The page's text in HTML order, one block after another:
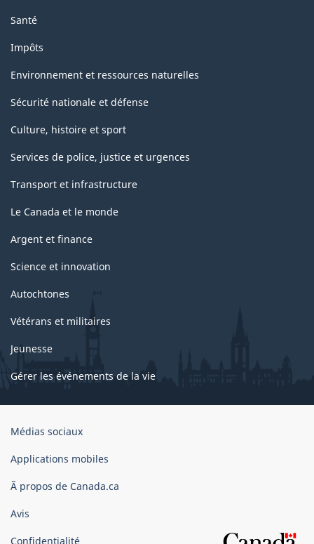
Santé
Impôts
Environnement et ressources naturelles
Sécurité nationale et défense
Culture, histoire et sport
Services de police, justice et urgences
Transport et infrastructure
Le Canada et le monde
Argent et finance
Science et innovation
Autochtones
Vétérans et militaires
Jeunesse
Gérer les événements de la vie
Organisation
gouvernement
Canada
Médias sociaux
Applications mobiles
Ã propos de Canada.ca
Avis
Confidentialité